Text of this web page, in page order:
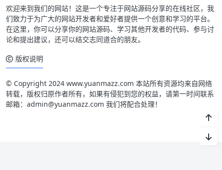
欢迎来到我们的网站！这是一个专注于网站源码分享的在线社区，我
们致力于为广大的网站开发者和爱好者提供一个创意和学习的平台。
在这里，你可以分享你的网站源码、学习其他开发者的代码、参与讨
论和提出建议，还可以结交志同道合的朋友。
版权说明
© Copyright 2024 www.yuanmazz.com 本站所有资源均来自网络
转载，版权归原作者所有，如果有侵犯到您的权益，请第一时间联系
邮箱：admin@yuanmazz.com 我们将配合处理！